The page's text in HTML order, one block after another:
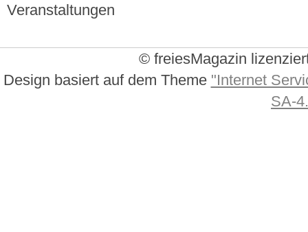
Veranstaltungen
© freiesMagazin
Design basiert auf dem Theme "Internet
SA-